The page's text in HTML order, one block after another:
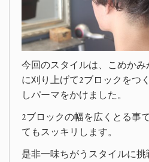
今回のスタイルは、こめか
に刈り上げて2ブロックをつ
しパーマをかけました。
2ブロックの幅を広くとる事
てもスッキリします。
是非一味ちがうスタイルに